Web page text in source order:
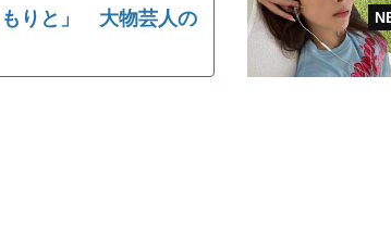
もりと」 大物芸人の